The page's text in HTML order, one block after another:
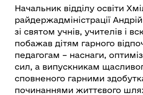
Начальник відділу освіти
райдержадміністрації
зі святом учнів, учителів і
побажав дітям гарного
педагогам – наснаги,
сил, а випускникам
сповненого гарними
починаннями життєвого